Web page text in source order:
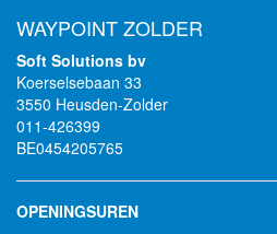
WAYPOINT ZOLDER
Soft Solutions bv
Koerselsebaan 33
3550 Heusden-Zolder
011-426399
BE0454205765
OPENINGSUREN